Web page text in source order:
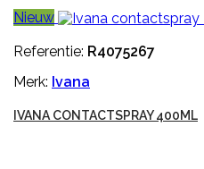
Nieuw
Referentie: R4075267
Merk: Ivana
IVANA CONTACTSPRAY 400ML